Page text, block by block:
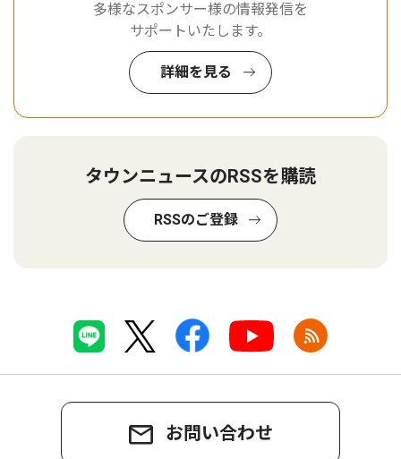
多様なスポンサー様の情報発信を
サポートいたします。
詳細を見る
タウンニュースのRSSを購読
RSSのご登録
お問い合わせ